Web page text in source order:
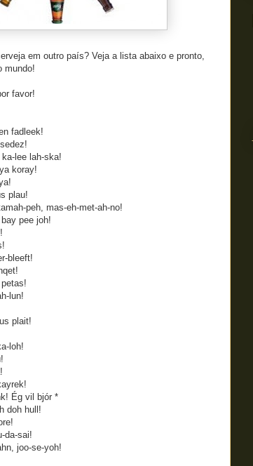
em outro país? Veja a lista abaixo e pronto,
mundo!
favor!
fadleek!
lee lah-ska!
koray!
plau!
peh, mas-eh-met-ah-no!
pee joh!
bleeft!
lun!
plait!
loh!
Ég vil bjór *
doh hull!
da-sai!
joo-se-yoh!